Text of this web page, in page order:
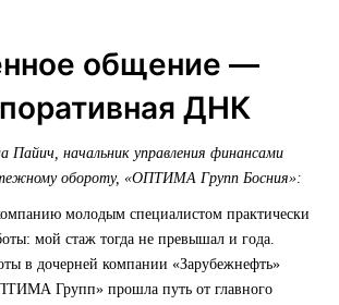
общение —
ДНК
Пайич, начальник управления финансами
обороту, «ОПТИМА Групп Босния»:
молодым специалистом практически
мой стаж тогда не превышал и года.
в дочерней компании «Зарубежнефть»
Групп» прошла путь от главного